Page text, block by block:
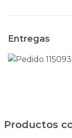
Entregas
Productos